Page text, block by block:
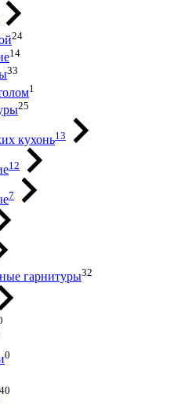
24
14
33
1
25
кухонь13
12
7
гарнитуры32
0
40